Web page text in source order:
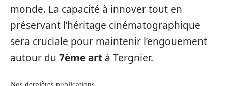
monde. La capacité à innover tout en
préservant l’héritage cinématographique
sera cruciale pour maintenir l’engouement
autour du 7ème art à Tergnier.